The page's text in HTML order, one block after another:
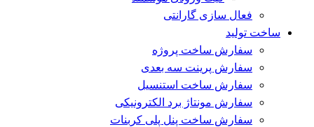
فعال سازی گارانتی
ساخت تولید
سفارش ساخت پروژه
سفارش پرینت سه بعدی
سفارش ساخت استنسیل
سفارش مونتاژ برد الکترونیکی
سفارش ساخت پنل پلی کربنات